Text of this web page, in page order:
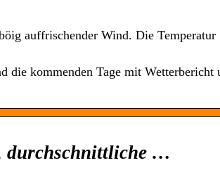
auffrischender Wind. Die Temperatur
die kommenden Tage mit Wetterbericht
durchschnittliche …